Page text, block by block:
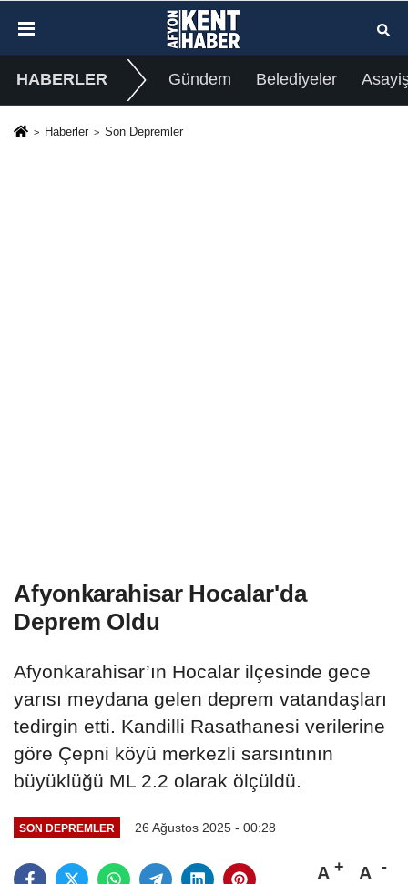
HABERLER Gündem Belediyeler
Haberler Son Depremler
Afyonkarahisar Hocalar'da
Deprem Oldu
Afyonkarahisar’ın Hocalar ilçesinde gece
yarısı meydana gelen deprem vatandaşları
tedirgin etti. Kandilli Rasathanesi verilerine
göre Çepni köyü merkezli sarsıntının
büyüklüğü ML 2.2 olarak ölçüldü.
SON DEPREMLER 26 Ağustos 2025 - 00:28
A A